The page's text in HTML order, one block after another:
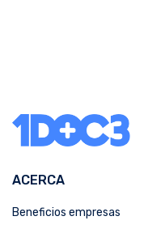
ACERCA
Beneficios empresas